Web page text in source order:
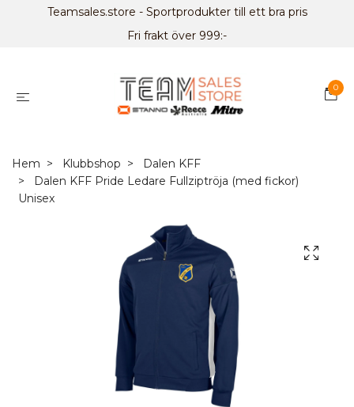
Teamsales.store - Sportprodukter till ett bra pris
Fri frakt över 999:-
0
Hem Klubbshop
Dalen KFF
Dalen KFF Pride Ledare Fullziptröja (med fickor)
Unisex